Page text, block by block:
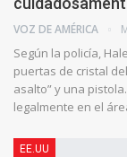
VOZ DE AMÉRICA
Según la policía,
puertas de cristal
asalto” y una
legalmente en el
EE.UU